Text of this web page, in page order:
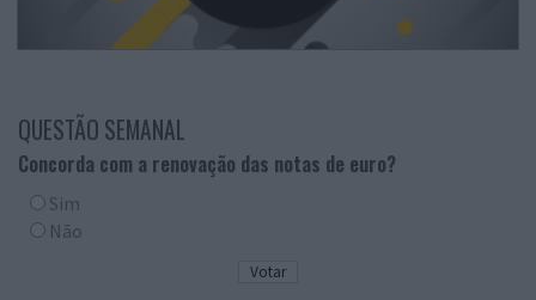
QUESTÃO SEMANAL
Concorda com a renovação das notas de euro?
Sim
Não